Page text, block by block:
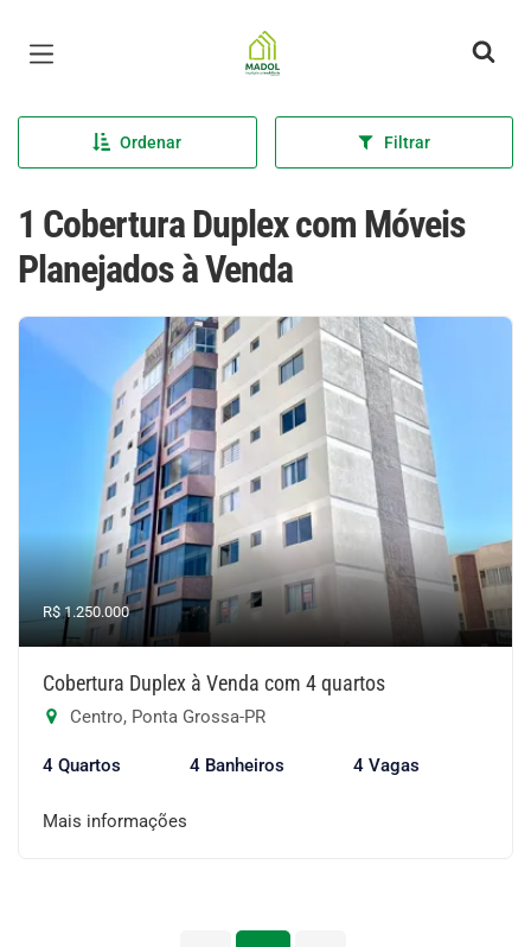
Página inicial
Ordenar Filtrar
1 Cobertura Duplex com Móveis
Planejados à Venda
R$ 1.250.000
Cobertura Duplex à Venda com 4 quartos
Centro, Ponta Grossa-PR
4 Quartos 4 Banheiros 4 Vagas
Mais informações